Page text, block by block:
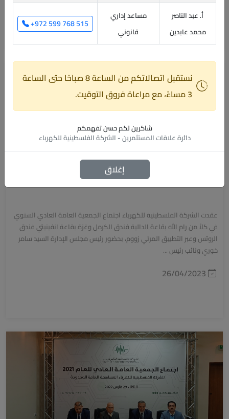
17/06/2023
تصريح صحفي صادر عن الشركة الفلسطينية للكهرباء
عقدت الشركة الفلسطينية للكهرباء اجتماع الجمعية العامة العادي السنوي
في كلاً من رام الله بقاعة الدالية فندق الكرمل وغزة بقاعة انفينيتي فندق
الروتس وعبر التطبيق المرئي زووم، بحضور رئيس مجلس الإدارة السيد سامر
خوري ونائب رئيس ...
26/04/2023
أ. عبد الناصر
محمد عابدين
مساعد إداري
قانوني
+972 599 768 515
نستقبل اتصالاتكم من الساعة8 صباحًا
حتى الساعة
3 مساءً
، مع مراعاة فروق التوقيت.
شاكرين لكم حسن تفهمكم
دائرة علاقات المستثمرين - الشركة الفلسطينية للكهرباء
إغلاق